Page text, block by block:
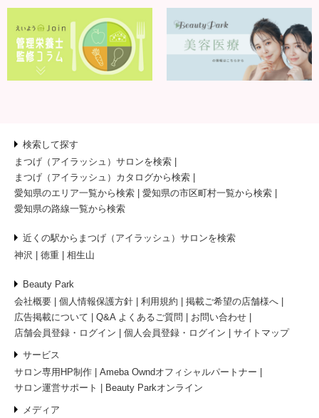
検索して探す
まつげ（アイラッシュ）サロンを検索
まつげ（アイラッシュ）カタログから検索
愛知県のエリア一覧から検索
愛知県の市区町村一覧から検索
愛知県の路線一覧から検索
近くの駅からまつげ（アイラッシュ）サロンを検索
神沢
徳重 相生山
Beauty Park
会社概要
個人情報保護方針 利用規約
掲載ご希望の店舗様へ
広告掲載について
Q&A よくあるご質問
お問い合わせ
店舗会員登録・ログイン
個人会員登録・ログイン サイトマップ
サービス
サロン専用HP制作
Ameba Owndオフィシャルパートナー
サロン運営サポート
Beauty Parkオンライン
メディア